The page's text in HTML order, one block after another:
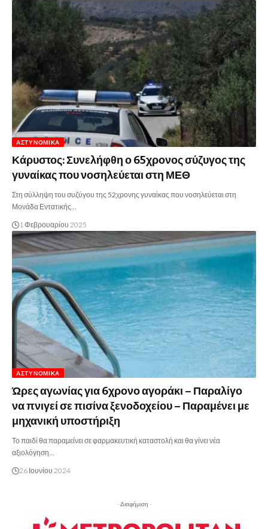
ΑΣΤΥΝΟΜΙΚΆ
Κάρυστος: Συνελήφθη ο 65χρονος σύζυγος της
γυναίκας που νοσηλεύεται στη ΜΕΘ
Στη σύλληψη του συζύγου της 52χρονης γυναίκας που νοσηλεύεται στη
Μονάδα Εντατικής…
1 Φεβρουαρίου 2025
ΑΣΤΥΝΟΜΙΚΆ
Ώρες αγωνίας για 6χρονο αγοράκι – Παραλίγο
να πνιγεί σε πισίνα ξενοδοχείου – Παραμένει με
μηχανική υποστήριξη
Το παιδί θα παραμείνει σε φαρμακευτική καταστολή και θα γίνει νέα
αξιολόγηση…
26 Ιουνίου 2024
- Διαφήμιση -